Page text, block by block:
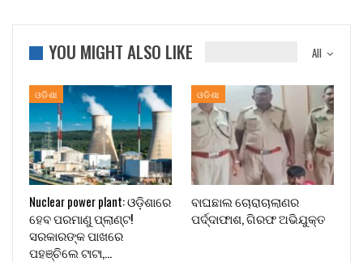
All
YOU MIGHT ALSO LIKE
ଓଡିଶା
Nuclear power plant: ଓଡ଼ିଶାରେ
ହେବ ପରମାଣୁ ପ୍ଲାଣ୍ଟ!
ସରକାରଙ୍କ ପାଖରେ
ପହଞ୍ଚିଲେ ଟାଟା,…
ଓଡିଶା
ବାଘଛାଲ ଚୋରାଚାଲାଣର
ପର୍ଦ୍ଦାଫାଶ, ଗିରଫ ଅଭିଯୁକ୍ତ